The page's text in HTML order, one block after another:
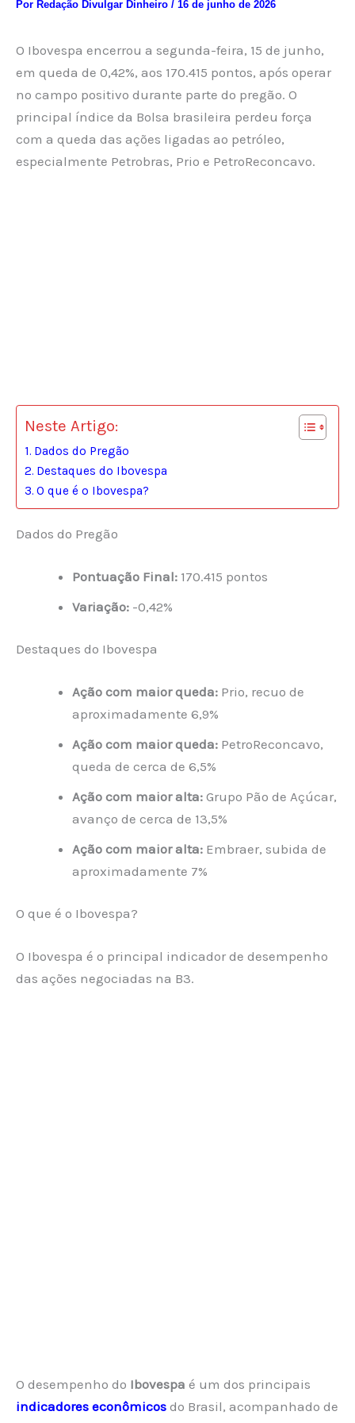
Por Redação Divulgar Dinheiro / 16 de junho de 2026
O Ibovespa encerrou a segunda-feira, 15 de junho,
em queda de 0,42%, aos 170.415 pontos, após operar
no campo positivo durante parte do pregão. O
principal índice da Bolsa brasileira perdeu força
com a queda das ações ligadas ao petróleo,
especialmente Petrobras, Prio e PetroReconcavo.
Neste Artigo:
Dados do Pregão
Destaques do Ibovespa
O que é o Ibovespa?
Dados do Pregão
Pontuação Final: 170.415 pontos
Variação: -0,42%
Destaques do Ibovespa
Ação com maior queda: Prio, recuo de
aproximadamente 6,9%
Ação com maior queda: PetroReconcavo,
queda de cerca de 6,5%
Ação com maior alta: Grupo Pão de Açúcar,
avanço de cerca de 13,5%
Ação com maior alta: Embraer, subida de
aproximadamente 7%
O que é o Ibovespa?
O Ibovespa é o principal indicador de desempenho
das ações negociadas na B3.
O desempenho do Ibovespa é um dos principais
indicadores econômicos do Brasil, acompanhado de